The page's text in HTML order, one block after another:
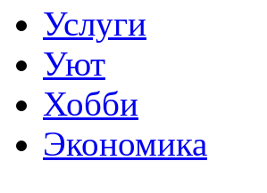
Услуги
Уют
Хобби
Экономика